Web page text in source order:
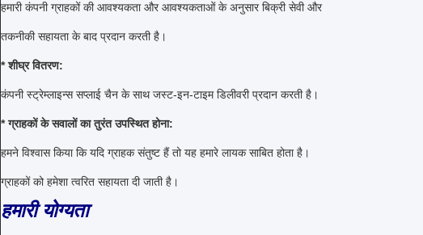
हमारी कंपनी ग्राहकों की आवश्यकता और आवश्यकताओं के अनुसार बिक्री सेवी और
तकनीकी सहायता के बाद प्रदान करती है।
* शीघ्र वितरण:
कंपनी स्ट्रेम्लाइन्स सप्लाई चैन के साथ जस्ट-इन-टाइम डिलीवरी प्रदान करती है।
* ग्राहकों के सवालों का तुरंत उपस्थित होना:
हमने विश्वास किया कि यदि ग्राहक संतुष्ट हैं तो यह हमारे लायक साबित होता है।
ग्राहकों को हमेशा त्वरित सहायता दी जाती है।
हमारी योग्यता